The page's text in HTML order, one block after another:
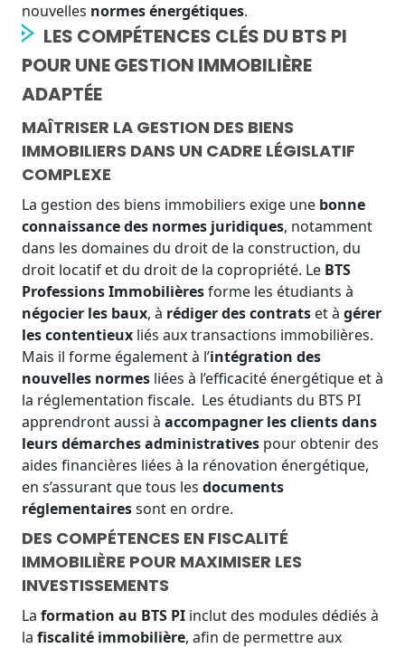
nouvelles normes énergétiques.
LES COMPÉTENCES CLÉS DU BTS PI
POUR UNE GESTION IMMOBILIÈRE
ADAPTÉE
MAÎTRISER LA GESTION DES BIENS
IMMOBILIERS DANS UN CADRE LÉGISLATIF
COMPLEXE
La gestion des biens immobiliers exige une bonne
connaissance des normes juridiques, notamment
dans les domaines du droit de la construction, du
droit locatif et du droit de la copropriété. Le BTS
Professions Immobilièresforme les étudiants à
négocier les baux, à rédiger des contrats et à gérer
les contentieux liés aux transactions immobilières.
Mais il forme également à l’intégration des
nouvelles normes liées à l’efficacité énergétique et à
la réglementation fiscale. Les étudiants du BTS PI
apprendront aussi à accompagner les clients dans
leurs démarches administratives pour obtenir des
aides financières liées à la rénovation énergétique,
en s’assurant que tous les documents
réglementairessont en ordre.
DES COMPÉTENCES EN FISCALITÉ
IMMOBILIÈRE POUR MAXIMISER LES
INVESTISSEMENTS
La formation au BTS PI inclut des modules dédiés à
la fiscalité immobilière, afin de permettre aux